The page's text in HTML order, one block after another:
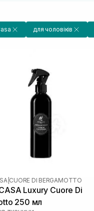
для чоловіків
CUORE DI BERGAMOTTO
Luxury Cuore Di
250 мл